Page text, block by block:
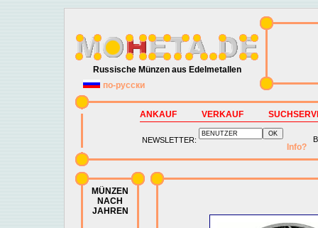
Russische Münzen aus Edelmetallen
по-русски
ANKAUF VERKAUF
NEWSLETTER:
Info?
MÜNZEN
NACH
JAHREN